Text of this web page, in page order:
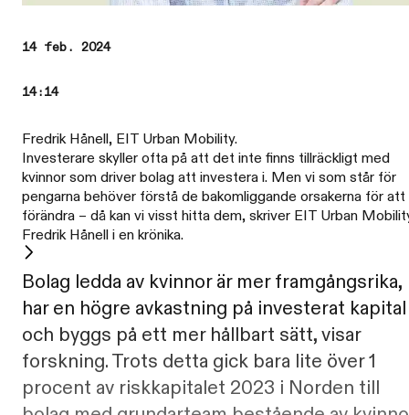
14 feb. 2024
14:14
Fredrik Hånell, EIT Urban Mobility.
Investerare skyller ofta på att det inte finns tillräckligt med
kvinnor som driver bolag att investera i. Men vi som står för
pengarna behöver förstå de bakomliggande orsakerna för att
förändra – då kan vi visst hitta dem, skriver EIT Urban
Fredrik Hånell i en krönika.
Bolag ledda av kvinnor är mer framgångsrika,
har en högre avkastning på investerat kapital
och byggs på ett mer hållbart sätt, visar
forskning. Trots detta gick bara lite över 1
procent av riskkapitalet 2023 i Norden till